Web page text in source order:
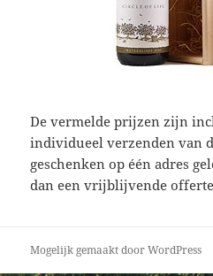
De vermelde prijzen zijn
individueel verzenden van
geschenken op één adres
dan een vrijblijvende
Mogelijk gemaakt door WordPress